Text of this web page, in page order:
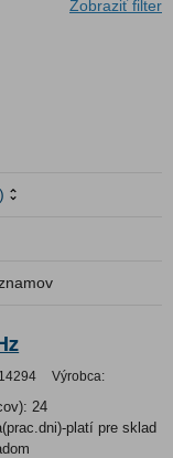
Zobraziť filter
Výrobca:
24
platí pre sklad